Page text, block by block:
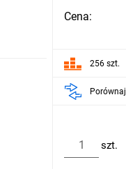
Cena:
256 szt.
Porównaj
szt.